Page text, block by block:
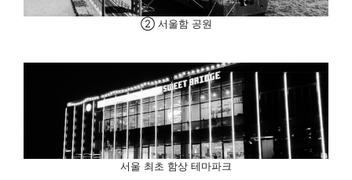
② 서울함 공원
서울 최초 함상 테마파크